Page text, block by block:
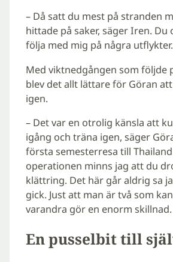
– Då satt du mest på stranden
hittade på saker, säger Iren. Du
följa med mig på några utflykter.
Med viktnedgången som följde
blev det allt lättare för Göran
igen.
– Det var en otrolig känsla att
igång och träna igen, säger
första semesterresa till
operationen minns jag att du
klättring. Det här går aldrig sa
gick. Just att man är två som
varandra gör en enorm skillnad.
En pusselbit till